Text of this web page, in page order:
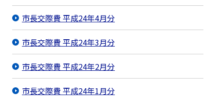
市長交際費 平成24年4月分
市長交際費 平成24年3月分
市長交際費 平成24年2月分
市長交際費 平成24年1月分